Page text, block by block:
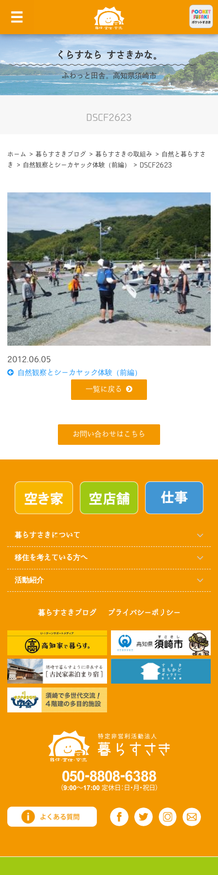
くらすなら すさきかな。
ふわっと田舎。高知県須崎市
DSCF2623
ホーム > 暮らすさきブログ > 暮らすさきの取組み > 自然と暮らすさ
き
> 自然観察とシーカヤック体験（前編） > DSCF2623
2012.06.05
自然観察とシーカヤック体験（前編）
一覧に戻る
お問い合わせはこちら
暮らすさきについて
移住を考えている方へ
活動紹介
暮らすさきブログ プライバシーポリシー